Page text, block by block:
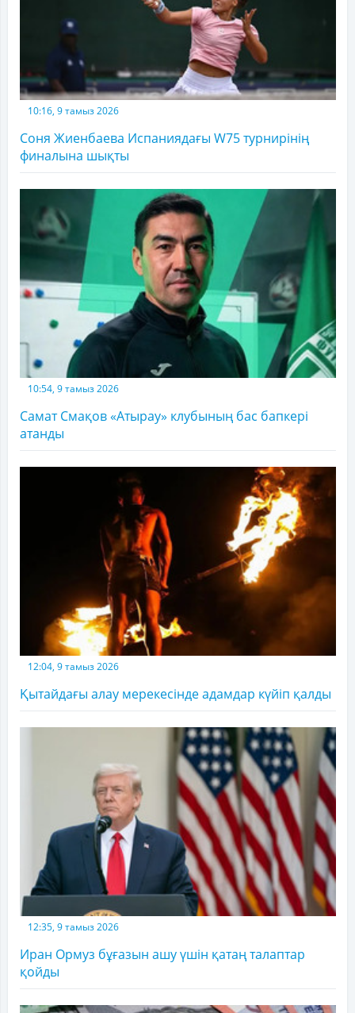
10:16, 9 тамыз 2026
Соня Жиенбаева Испаниядағы W75 турнирінің
финалына шықты
10:54, 9 тамыз 2026
Самат Смақов «Атырау» клубының бас бапкері
атанды
12:04, 9 тамыз 2026
Қытайдағы алау мерекесінде адамдар күйіп қалды
12:35, 9 тамыз 2026
Иран Ормуз бұғазын ашу үшін қатаң талаптар
қойды